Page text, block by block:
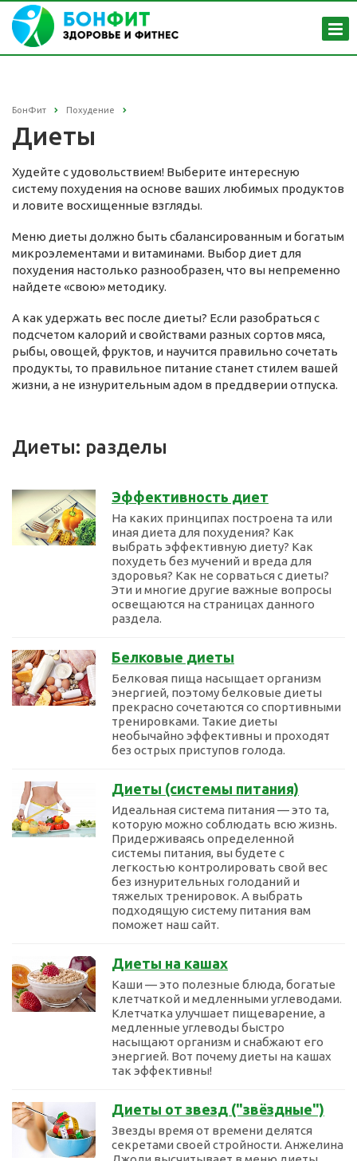
БонФит Похудение
Диеты
Худейте с удовольствием! Выберите интересную
систему похудения на основе ваших любимых продуктов
и ловите восхищенные взгляды.
Меню диеты должно быть сбалансированным и богатым
микроэлементами и витаминами. Выбор диет для
похудения настолько разнообразен, что вы непременно
найдете «свою» методику.
А как удержать вес после диеты? Если разобраться с
подсчетом калорий и свойствами разных сортов мяса,
рыбы, овощей, фруктов, и научится правильно сочетать
продукты, то правильное питание станет стилем вашей
жизни, а не изнурительным адом в преддверии отпуска.
Диеты: разделы
Эффективность диет
На каких принципах построена та или
иная диета для похудения? Как
выбрать эффективную диету? Как
похудеть без мучений и вреда для
здоровья? Как не сорваться с диеты?
Эти и многие другие важные вопросы
освещаются на страницах данного
раздела.
Белковые диеты
Белковая пища насыщает организм
энергией, поэтому белковые диеты
прекрасно сочетаются со спортивными
тренировками. Такие диеты
необычайно эффективны и проходят
без острых приступов голода.
Диеты (системы питания)
Идеальная система питания — это та,
которую можно соблюдать всю жизнь.
Придерживаясь определенной
системы питания, вы будете с
легкостью контролировать свой вес
без изнурительных голоданий и
тяжелых тренировок. А выбрать
подходящую систему питания вам
поможет наш сайт.
Диеты на кашах
Каши — это полезные блюда, богатые
клетчаткой и медленными углеводами.
Клетчатка улучшает пищеварение, а
медленные углеводы быстро
насыщают организм и снабжают его
энергией. Вот почему диеты на кашах
так эффективны!
Диеты от звезд ("звёздные")
Звезды время от времени делятся
секретами своей стройности. Анжелина